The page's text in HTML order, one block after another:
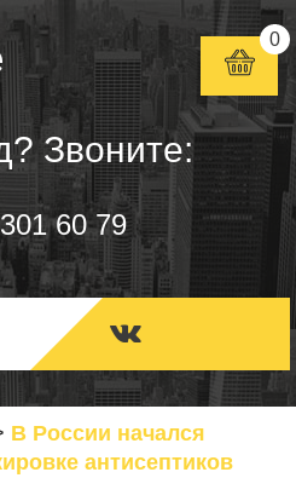
Звоните:
60 79
0
В России начался
антисептиков